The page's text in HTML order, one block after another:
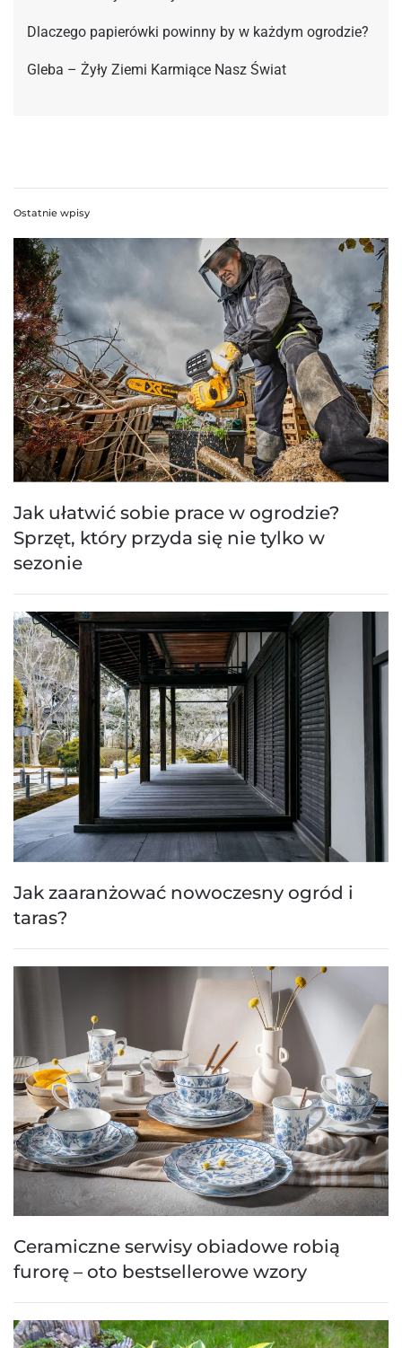
Dlaczego papierówki powinny by w każdym ogrodzie?
Gleba – Żyły Ziemi Karmiące Nasz Świat
Ostatnie wpisy
Jak ułatwić sobie prace w ogrodzie?
Sprzęt, który przyda się nie tylko w
sezonie
Jak zaaranżować nowoczesny ogród i
taras?
Ceramiczne serwisy obiadowe robią
furorę – oto bestsellerowe wzory